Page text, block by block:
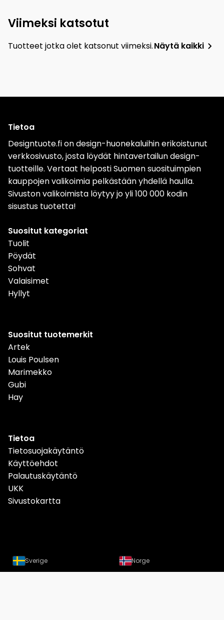
Viimeksi katsotut
Tuotteet jotka olet katsonut viimeksi.Näytä kaikki
Tietoa
Designtuote.fi on design-huonekaluihin erikoistunut
verkkosivusto, josta löydät hintavertailun design-
tuotteille. Vertaat helposti Suomen suosituimpien
kauppojen valikoimia pelkästään yhdellä haulla.
Sivuston valikoimista löytyy jo yli 100 000 kodin
sisustus tuotetta!
Suositut kategoriat
Tuolit
Pöydät
Sohvat
Valaisimet
Hyllyt
Suositut tuotemerkit
Artek
Louis Poulsen
Marimekko
Gubi
Hay
Tietoa
Tietosuojakäytäntö
Käyttöehdot
Palautuskäytäntö
UKK
Sivustokartta
Sverige Norge